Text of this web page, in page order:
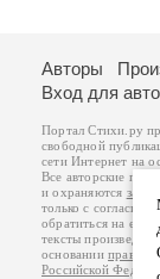
Авторы
Вход для
Портал Стихи.ру
свободной
сети Интернет на
Все авторские
и охраняются
только с согласия
обратиться на его
тексты
основанииправил
Российской